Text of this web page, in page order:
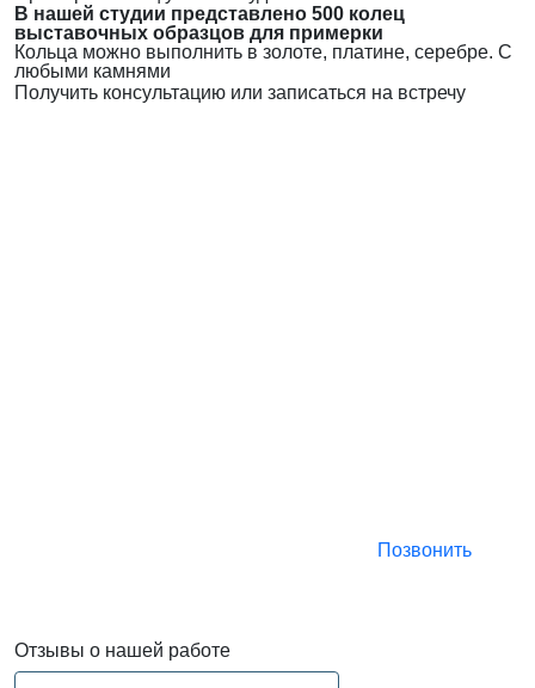
В нашей студии представлено 500 колец
выставочных образцов для примерки
Кольца можно выполнить в золоте, платине, серебре. С
любыми камнями
Получить консультацию или записаться на встречу
Позвонить
Отзывы о нашей работе